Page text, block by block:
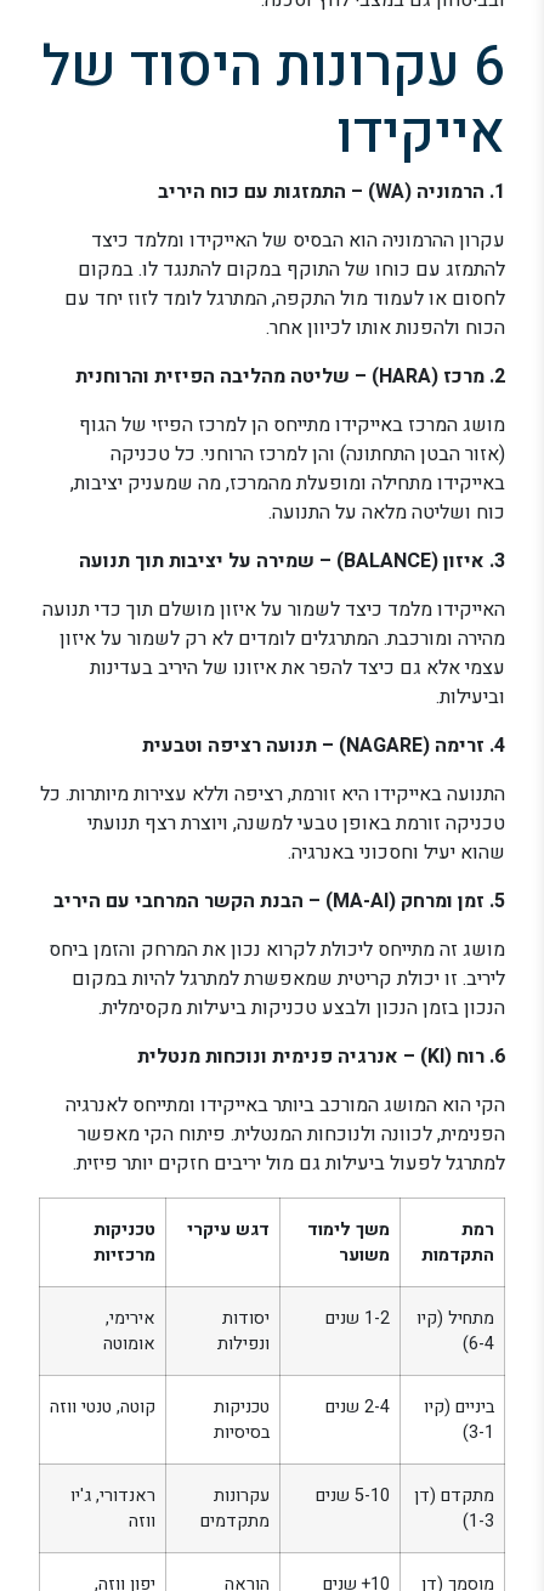
6 עקרונות היסוד של
אייקידו
1. הרמוניה (WA) – התמזגות עם כוח היריב
עקרון ההרמוניה הוא הבסיס של האייקידו ומלמד כיצד
להתמזג עם כוחו של התוקף במקום להתנגד לו. במקום
לחסום או לעמוד מול התקפה, המתרגל לומד לזוז יחד עם
הכוח ולהפנות אותו לכיוון אחר.
2. מרכז (HARA) – שליטה מהליבה הפיזית והרוחנית
מושג המרכז באייקידו מתייחס הן למרכז הפיזי של הגוף
(אזור הבטן התחתונה) והן למרכז הרוחני. כל טכניקה
באייקידו מתחילה ומופעלת מהמרכז, מה שמעניק יציבות,
כוח ושליטה מלאה על התנועה.
3. איזון (BALANCE) – שמירה על יציבות תוך תנועה
האייקידו מלמד כיצד לשמור על איזון מושלם תוך כדי תנועה
מהירה ומורכבת. המתרגלים לומדים לא רק לשמור על איזון
עצמי אלא גם כיצד להפר את איזונו של היריב בעדינות
וביעילות.
4. זרימה (NAGARE) – תנועה רציפה וטבעית
התנועה באייקידו היא זורמת, רציפה וללא עצירות מיותרות. כל
טכניקה זורמת באופן טבעי למשנה, ויוצרת רצף תנועתי
שהוא יעיל וחסכוני באנרגיה.
5. זמן ומרחק (MA-AI) – הבנת הקשר המרחבי עם היריב
מושג זה מתייחס ליכולת לקרוא נכון את המרחק והזמן ביחס
ליריב. זו יכולת קריטית שמאפשרת למתרגל להיות במקום
הנכון בזמן הנכון ולבצע טכניקות ביעילות מקסימלית.
6. רוח (KI) – אנרגיה פנימית ונוכחות מנטלית
הקי הוא המושג המורכב ביותר באייקידו ומתייחס לאנרגיה
הפנימית, לכוונה ולנוכחות המנטלית. פיתוח הקי מאפשר
למתרגל לפעול ביעילות גם מול יריבים חזקים יותר פיזית.
רמת
התקדמות
משך לימוד
משוער
דגש עיקרי
טכניקות
מרכזיות
מתחיל (קיו
6-4)
1-2 שנים
יסודות
ונפילות
אירימי,
אומוטה
ביניים (קיו
3-1)
2-4 שנים
טכניקות
בסיסיות
קוטה, טנטי ווזה
מתקדם (דן
1-3)
5-10 שנים
עקרונות
מתקדמים
ראנדורי, ג'יו
ווזה
מוסמך (דן 10+ שנים הוראה יפון ווזה,